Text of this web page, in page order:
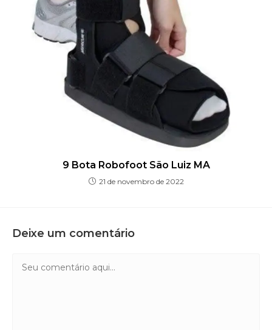
9 Bota Robofoot São Luiz MA
21 de novembro de 2022
Deixe um comentário